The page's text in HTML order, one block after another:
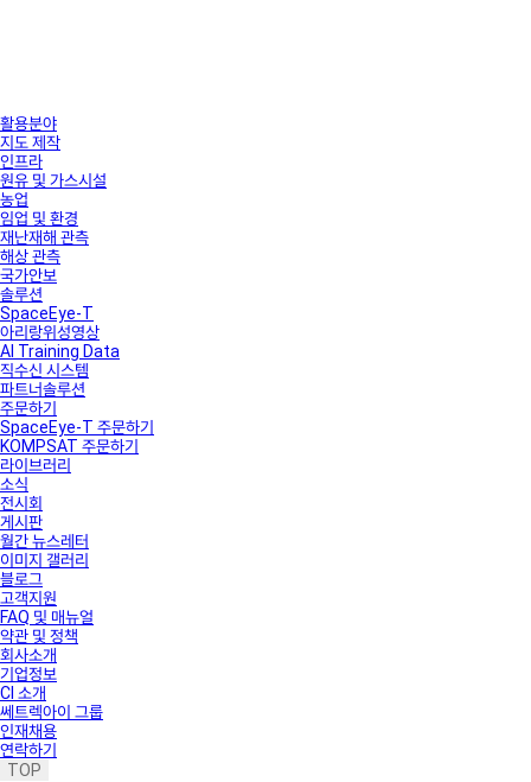
활용분야
지도 제작
인프라
원유 및 가스시설
농업
임업 및 환경
재난재해 관측
해상 관측
국가안보
솔루션
SpaceEye-T
아리랑위성영상
AI Training Data
직수신 시스템
파트너솔루션
주문하기
SpaceEye-T 주문하기
KOMPSAT 주문하기
라이브러리
소식
전시회
게시판
월간 뉴스레터
이미지 갤러리
블로그
고객지원
FAQ 및 매뉴얼
약관 및 정책
회사소개
기업정보
CI 소개
쎄트렉아이 그룹
인재채용
연락하기
TOP